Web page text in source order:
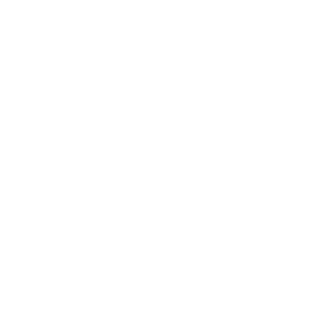
El puente del Día de
incluso, avisos amarillos y
domingo 2 de marzo ha
el desfile de dioses,
La Fundación ha
inestable situación del
que serán informadas por